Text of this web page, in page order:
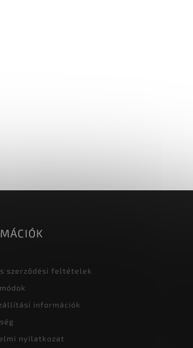
szerződési feltételek
információk
nyilatkozat